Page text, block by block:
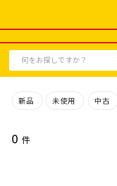
新品 未使用 中古
0 件